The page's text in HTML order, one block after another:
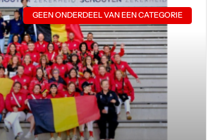
GEEN ONDERDEEL VAN EEN CATEGORIE